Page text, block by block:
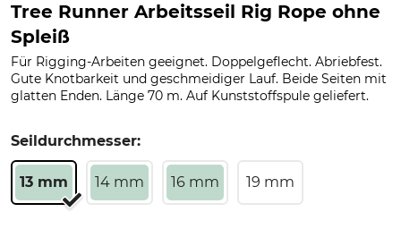
Tree Runner Arbeitsseil Rig Rope ohne
Spleiß
Für Rigging-Arbeiten geeignet. Doppelgeflecht. Abriebfest.
Gute Knotbarkeit und geschmeidiger Lauf. Beide Seiten mit
glatten Enden. Länge 70 m. Auf Kunststoffspule geliefert.
Seildurchmesser:
13 mm 14 mm 16 mm 19 mm